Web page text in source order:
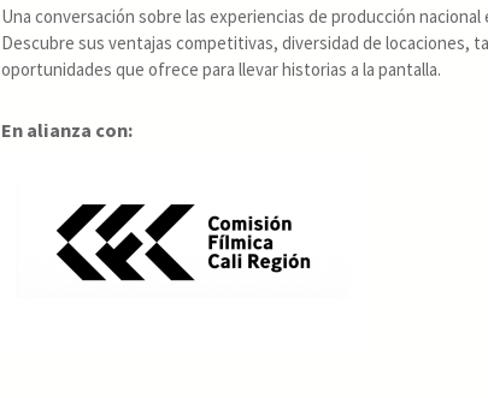
Una conversación sobre las experiencias de producción nacional
Descubre sus ventajas competitivas, diversidad de locaciones,
oportunidades que ofrece para llevar historias a la pantalla.
En alianza con: